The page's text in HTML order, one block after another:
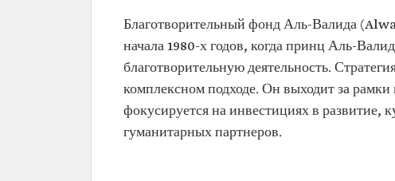
Благотворительный фонд Аль-Валида
начала 1980-х годов, когда принц Аль-
благотворительную деятельность.
комплексном подходе. Он выходит за
фокусируется на инвестициях в развитие,
гуманитарных партнеров.